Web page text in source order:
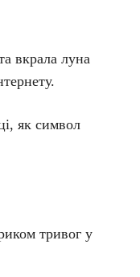
вкрала луна
як символ
тривог у